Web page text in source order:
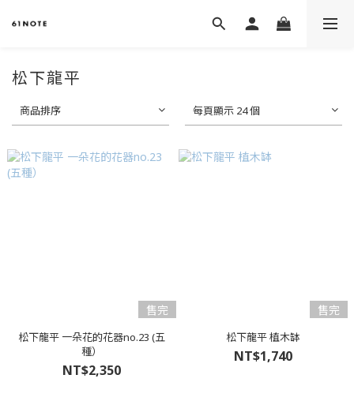
松下龍平
商品排序 每頁顯示 24 個
售完
松下龍平 一朵花的花器no.23 (五
種）
NT$2,350
售完
松下龍平 植木缽
NT$1,740